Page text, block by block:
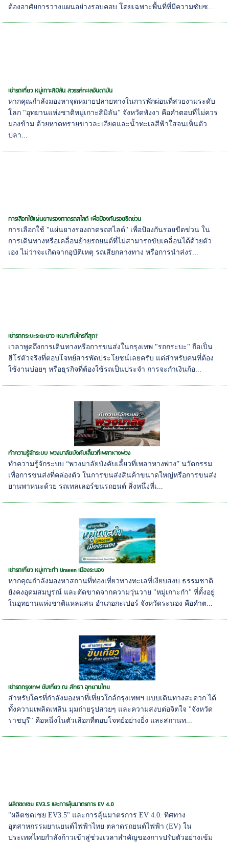
ต้องอาศัยการวางแผนอย่างรอบคอบ โดยเฉพาะพื้นที่ที่มีความซับซ...
เช่ารถเที่ยว หมู่เกาะสิมิลัน สวรรค์ทะเลอันดามัน
หากคุณกำลังมองหาจุดหมายปลายทางในการพักผ่อนที่สวยงามระดับ
โลก "อุทยานแห่งชาติหมู่เกาะสิมิลัน" จังหวัดพังงา คือคำตอบที่ไม่ควร
มองข้าม ด้วยหาดทรายขาวละเอียดและน้ำทะเลสีฟ้าใสจนเห็นตัว
ปลา...
การเลือกใช้แผ่นยางรองถาดรถสไลด์ เพื่อป้องกันรอยขีดข่วน
การเลือกใช้ "แผ่นยางรองถาดรถสไลด์" เพื่อป้องกันรอยขีดข่วน ใน
การเดินทางหรือเคลื่อนย้ายรถยนต์ที่ไม่สามารถขับเคลื่อนได้ด้วยตัว
เอง ไม่ว่าจะเกิดจากอุบัติเหตุ รถเสียกลางทาง หรือการนำส่งร...
เช่ารถกระบะระยะยาว เหมาะกับใครที่สุด?
เวลาพูดถึงการเดินทางหรือการขนส่งในกรุงเทพ "รถกระบะ" ถือเป็น
ฮีโร่ตัวจริงที่ตอบโจทย์สารพัดประโยชน์เลยครับ แต่สำหรับคนที่ต้อง
ใช้งานบ่อยๆ หรือธุรกิจที่ต้องใช้รถเป็นประจำ การจะกำเงินก้อ...
ทำความรู้จักระบบ พวงมาลัยบังคับเลี้ยวที่เพลาหางพ่วง
ทำความรู้จักระบบ “พวงมาลัยบังคับเลี้ยวที่เพลาหางพ่วง” นวัตกรรม
เพื่อการขนส่งที่คล่องตัว ในการขนส่งสินค้าขนาดใหญ่หรือการขนส่ง
ยานพาหนะด้วย รถเทลเลอร์ขนรถยนต์ สิ่งหนึ่งที่เ...
เช่ารถเที่ยว หมู่เกาะกำ Unseen เมืองระนอง
หากคุณกำลังมองหาสถานที่ท่องเที่ยวทางทะเลที่เงียบสงบ ธรรมชาติ
ยังคงอุดมสมบูรณ์ และตัดขาดจากความวุ่นวาย "หมู่เกาะกำ" ที่ตั้งอยู่
ในอุทยานแห่งชาติแหลมสน อำเภอกะเปอร์ จังหวัดระนอง คือคำต...
เช่ารถกรุงเทพ ขับเที่ยว ณ สัทธา อุทยานไทย
สำหรับใครที่กำลังมองหาที่เที่ยวใกล้กรุงเทพฯ แบบเดินทางสะดวก ได้
ทั้งความเพลิดเพลิน มุมถ่ายรูปสวยๆ และความสงบต่อจิตใจ "จังหวัด
ราชบุรี" คือหนึ่งในตัวเลือกที่ตอบโจทย์อย่างยิ่ง และสถานท...
ผลิตชดเชย EV3.5 และการลุ้นมาตรการ EV 4.0
"ผลิตชดเชย EV3.5" และการลุ้นมาตรการ EV 4.0: ทิศทาง
อุตสาหกรรมยานยนต์ไฟฟ้าไทย ตลาดรถยนต์ไฟฟ้า (EV) ใน
ประเทศไทยกำลังก้าวเข้าสู่ช่วงเวลาสำคัญของการปรับตัวอย่างเข้ม